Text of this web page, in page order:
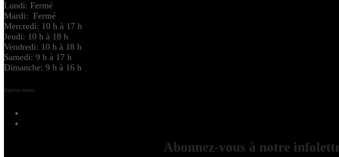
Lundi: Fermé
Mardi: Fermé
Mercredi: 10 h à 17 h
Jeudi: 10 h à 18 h
Vendredi: 10 h à 18 h
Samedi: 9 h à 17 h
Dimanche: 9 h à 16 h
Suivez-nous
Abonnez-vous à notre